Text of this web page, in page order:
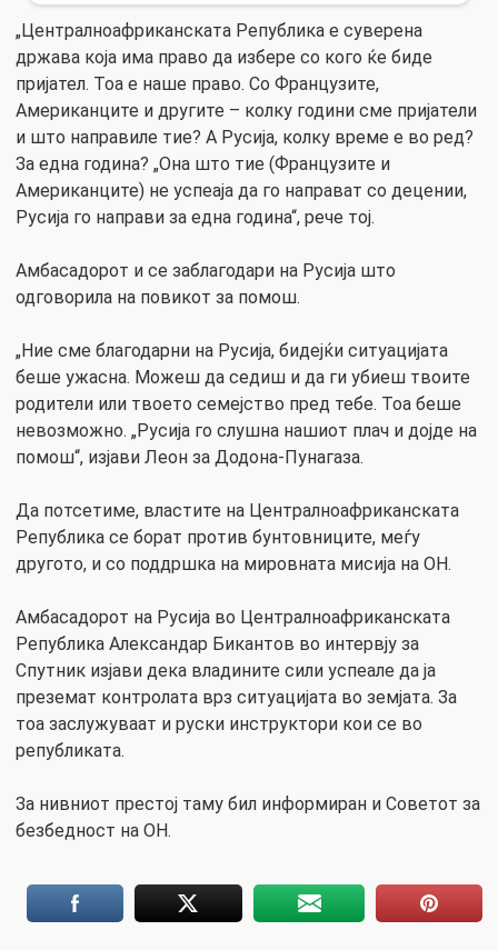
„Централноафриканската Република е суверена
држава која има право да избере со кого ќе биде
пријател. Тоа е наше право. Со Французите,
Американците и другите – колку години сме пријатели
и што направиле тие? А Русија, колку време е во ред?
За една година? „Она што тие (Французите и
Американците) не успеаја да го направат со децении,
Русија го направи за една година“, рече тој.
Амбасадорот и се заблагодари на Русија што
одговорила на повикот за помош.
„Ние сме благодарни на Русија, бидејќи ситуацијата
беше ужасна. Можеш да седиш и да ги убиеш твоите
родители или твоето семејство пред тебе. Тоа беше
невозможно. „Русија го слушна нашиот плач и дојде на
помош“, изјави Леон за Додона-Пунагаза.
Да потсетиме, властите на Централноафриканската
Република се борат против бунтовниците, меѓу
другото, и со поддршка на мировната мисија на ОН.
Амбасадорот на Русија во Централноафриканската
Република Александар Бикантов во интервју за
Спутник изјави дека владините сили успеале да ја
преземат контролата врз ситуацијата во земјата. За
тоа заслужуваат и руски инструктори кои се во
републиката.
За нивниот престој таму бил информиран и Советот за
безбедност на ОН.